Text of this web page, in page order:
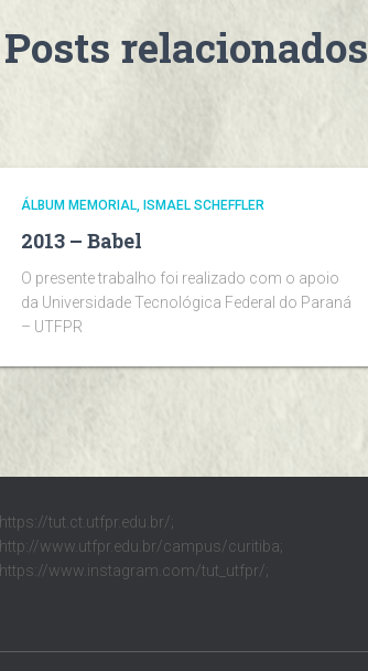
Posts relacionados
ÁLBUM MEMORIAL ISMAEL SCHEFFLER
2013 – Babel
O presente trabalho foi realizado com o apoio
da Universidade Tecnológica Federal do Paraná
– UTFPR
https://tut.ct.utfpr.edu.br/;
http://www.utfpr.edu.br/campus/curitiba;
https://www.instagram.com/tut_utfpr/;